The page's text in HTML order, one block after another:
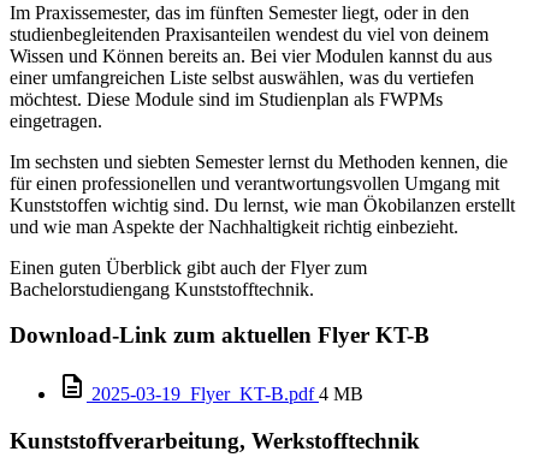
Im Praxissemester, das im fünften Semester liegt, oder in den
studienbegleitenden Praxisanteilen wendest du viel von deinem
Wissen und Können bereits an. Bei vier Modulen kannst du aus
einer umfangreichen Liste selbst auswählen, was du vertiefen
möchtest. Diese Module sind im Studienplan als FWPMs
eingetragen.
Im sechsten und siebten Semester lernst du Methoden kennen, die
für einen professionellen und verantwortungsvollen Umgang mit
Kunststoffen wichtig sind. Du lernst, wie man Ökobilanzen erstellt
und wie man Aspekte der Nachhaltigkeit richtig einbezieht.
Einen guten Überblick gibt auch der Flyer zum
Bachelorstudiengang Kunststofftechnik.
Download-Link zum aktuellen Flyer KT-B
2025-03-19_Flyer_KT-B.pdf 4 MB
Kunststoffverarbeitung, Werkstofftechnik